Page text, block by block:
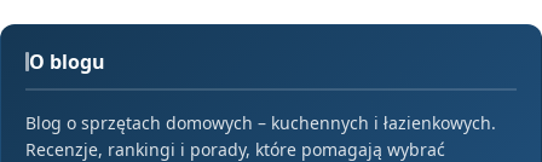
O blogu
Blog o sprzętach domowych – kuchennych i łazienkowych.
Recenzje, rankingi i porady, które pomagają wybrać